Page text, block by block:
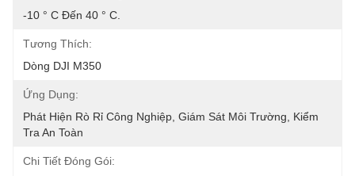
-10 ° C Đến 40 ° C.
Tương Thích:
Dòng DJI M350
Ứng Dụng:
Phát Hiện Rò Rỉ Công Nghiệp, Giám Sát Môi Trường, Kiểm
Tra An Toàn
Chi Tiết Đóng Gói: